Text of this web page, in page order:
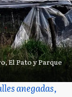
El Pato y Parque
anegadas,